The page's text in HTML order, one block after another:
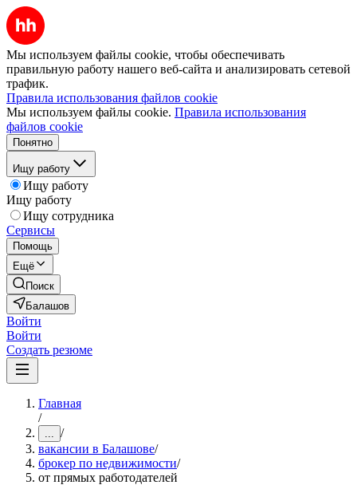
Мы используем файлы cookie, чтобы обеспечивать
правильную работу нашего веб-сайта и анализировать сетевой
трафик.
Правила использования файлов cookie
Мы используем файлы cookie. Правила использования
файлов cookie
Понятно
Ищу работу
Ищу работу
Ищу работу
Ищу сотрудника
Сервисы
Помощь
Ещё
Поиск
Балашов
Войти
Войти
Создать резюме
Главная
/
... /
вакансии в Балашове/
брокер по недвижимости/
от прямых работодателей